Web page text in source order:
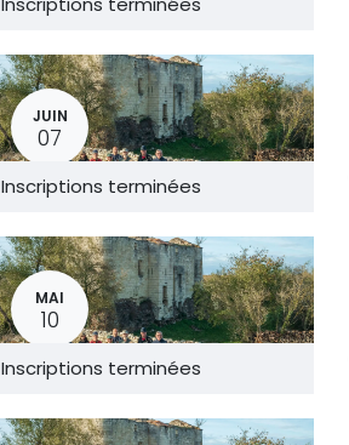
JUIN
07
Inscriptions terminées
MAI
10
Inscriptions terminées